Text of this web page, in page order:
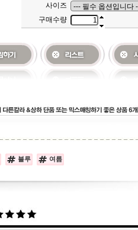
사이즈
구매수량
블루 여름